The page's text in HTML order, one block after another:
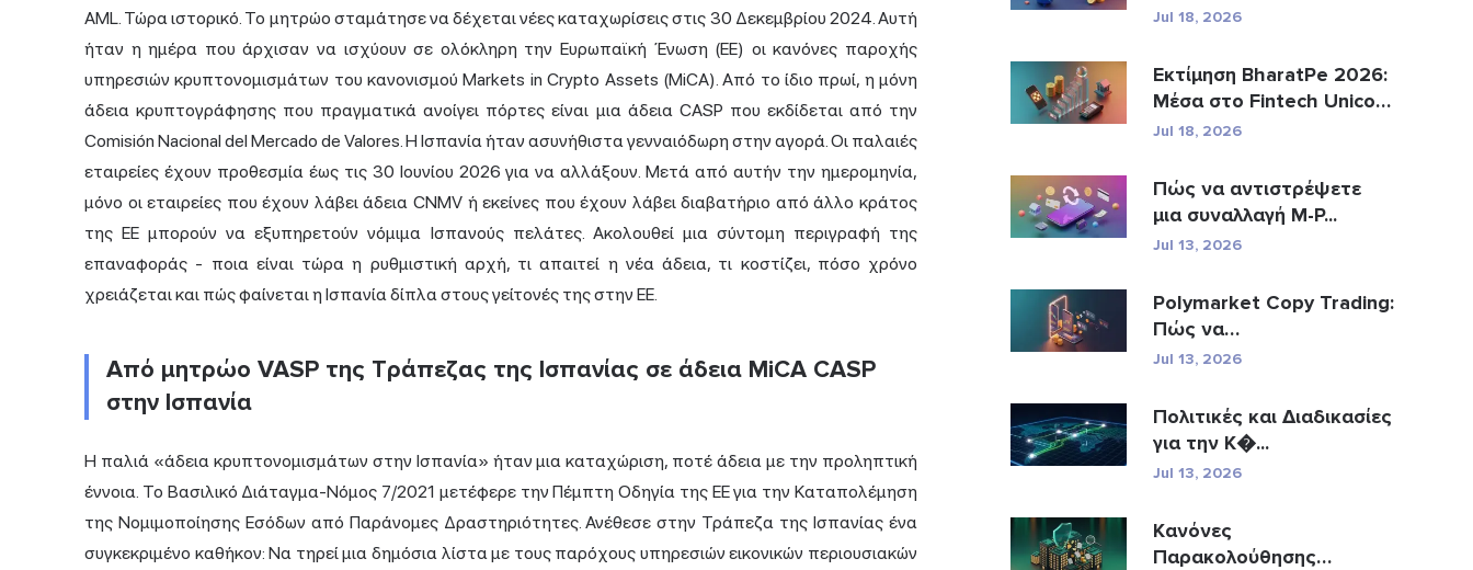
AML. Τώρα ιστορικό. Το μητρώο σταμάτησε να δέχεται νέες καταχωρίσεις στις 30 Δεκεμβρίου 2024. Αυτή
ήταν η ημέρα που άρχισαν να ισχύουν σε ολόκληρη την Ευρωπαϊκή Ένωση (ΕΕ) οι κανόνες παροχής
υπηρεσιών κρυπτονομισμάτων του κανονισμού Markets in Crypto Assets (MiCA). Από το ίδιο πρωί, η μόνη
άδεια κρυπτογράφησης που πραγματικά ανοίγει πόρτες είναι μια άδεια CASP που εκδίδεται από την
Comisión Nacional del Mercado de Valores. Η Ισπανία ήταν ασυνήθιστα γενναιόδωρη στην αγορά. Οι παλαιές
εταιρείες έχουν προθεσμία έως τις 30 Ιουνίου 2026 για να αλλάξουν. Μετά από αυτήν την ημερομηνία,
μόνο οι εταιρείες που έχουν λάβει άδεια CNMV ή εκείνες που έχουν λάβει διαβατήριο από άλλο κράτος
της ΕΕ μπορούν να εξυπηρετούν νόμιμα Ισπανούς πελάτες. Ακολουθεί μια σύντομη περιγραφή της
επαναφοράς - ποια είναι τώρα η ρυθμιστική αρχή, τι απαιτεί η νέα άδεια, τι κοστίζει, πόσο χρόνο
χρειάζεται και πώς φαίνεται η Ισπανία δίπλα στους γείτονές της στην ΕΕ.
Από μητρώο VASP της Τράπεζας της Ισπανίας σε άδεια MiCA CASP
στην Ισπανία
Η παλιά «άδεια κρυπτονομισμάτων στην Ισπανία» ήταν μια καταχώριση, ποτέ άδεια με την προληπτική
έννοια. Το Βασιλικό Διάταγμα-Νόμος 7/2021 μετέφερε την Πέμπτη Οδηγία της ΕΕ για την Καταπολέμηση
της Νομιμοποίησης Εσόδων από Παράνομες Δραστηριότητες. Ανέθεσε στην Τράπεζα της Ισπανίας ένα
συγκεκριμένο καθήκον: Να τηρεί μια δημόσια λίστα με τους παρόχους υπηρεσιών εικονικών περιουσιακών
Αποτ...
Jul 18, 2026
Εκτίμηση BharatPe 2026:
Μέσα στο Fintech Unicorn
τ...
Jul 18, 2026
Πώς να αντιστρέψετε
μια συναλλαγή M-P...
Jul 13, 2026
Polymarket Copy Trading:
Πώς να
αντικατοπτρίσε�...
Jul 13, 2026
Πολιτικές και Διαδικασίες
για την Κ�...
Jul 13, 2026
Κανόνες
Παρακολούθησης